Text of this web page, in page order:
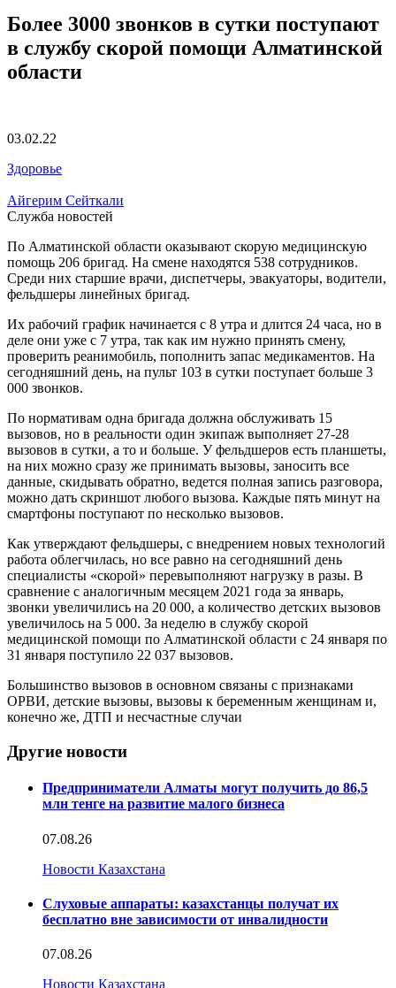
Более 3000 звонков в сутки поступают
в службу скорой помощи Алматинской
области
03.02.22
Здоровье
Айгерим Сейткали
Служба новостей
По Алматинской области оказывают скорую медицинскую
помощь 206 бригад. На смене находятся 538 сотрудников.
Среди них старшие врачи, диспетчеры, эвакуаторы, водители,
фельдшеры линейных бригад.
Их рабочий график начинается с 8 утра и длится 24 часа, но в
деле они уже с 7 утра, так как им нужно принять смену,
проверить реанимобиль, пополнить запас медикаментов. На
сегодняшний день, на пульт 103 в сутки поступает больше 3
000 звонков.
По нормативам одна бригада должна обслуживать 15
вызовов, но в реальности один экипаж выполняет 27-28
вызовов в сутки, а то и больше. У фельдшеров есть планшеты,
на них можно сразу же принимать вызовы, заносить все
данные, скидывать обратно, ведется полная запись разговора,
можно дать скриншот любого вызова. Каждые пять минут на
смартфоны поступают по несколько вызовов.
Как утверждают фельдшеры, с внедрением новых технологий
работа облегчилась, но все равно на сегодняшний день
специалисты «скорой» перевыполняют нагрузку в разы. В
сравнение с аналогичным месяцем 2021 года за январь,
звонки увеличились на 20 000, а количество детских вызовов
увеличилось на 5 000. За неделю в службу скорой
медицинской помощи по Алматинской области с 24 января по
31 января поступило 22 037 вызовов.
Большинство вызовов в основном связаны с признаками
ОРВИ, детские вызовы, вызовы к беременным женщинам и,
конечно же, ДТП и несчастные случаи
Другие новости
Предприниматели Алматы могут получить до 86,5
млн тенге на развитие малого бизнеса
07.08.26
Новости Казахстана
Слуховые аппараты: казахстанцы получат их
бесплатно вне зависимости от инвалидности
07.08.26
Новости Казахстана